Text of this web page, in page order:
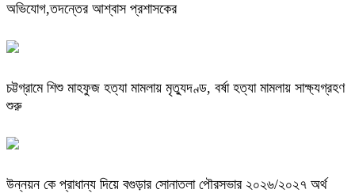
অভিযোগ,তদন্তের আশ্বাস প্রশাসকের
চট্টগ্রামে শিশু মাহফুজ হত্যা মামলায় মৃত্যুদণ্ড, বর্ষা হত্যা মামলায় সাক্ষ্যগ্রহণ
শুরু
উন্নয়ন কে প্রাধান্য দিয়ে বগুড়ার সোনাতলা পৌরসভার ২০২৬/২০২৭ অর্থ